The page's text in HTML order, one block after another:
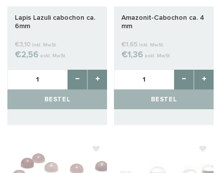
Lapis Lazuli cabochon ca.
6mm
€3,10 Inkl. MwSt.
€2,56 exkl. MwSt.
BESTEL
Amazonit-Cabochon ca. 4
mm
€1,65 Inkl. MwSt.
€1,36 exkl. MwSt.
BESTEL